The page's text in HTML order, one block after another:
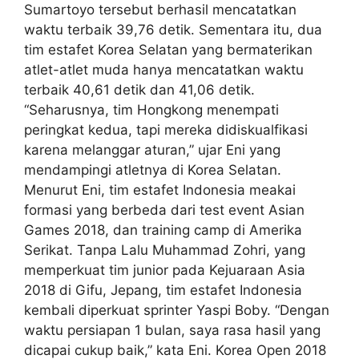
Sumartoyo tersebut berhasil mencatatkan
waktu terbaik 39,76 detik. Sementara itu, dua
tim estafet Korea Selatan yang bermaterikan
atlet-atlet muda hanya mencatatkan waktu
terbaik 40,61 detik dan 41,06 detik.
“Seharusnya, tim Hongkong menempati
peringkat kedua, tapi mereka didiskualfikasi
karena melanggar aturan,” ujar Eni yang
mendampingi atletnya di Korea Selatan.
Menurut Eni, tim estafet Indonesia meakai
formasi yang berbeda dari test event Asian
Games 2018, dan training camp di Amerika
Serikat. Tanpa Lalu Muhammad Zohri, yang
memperkuat tim junior pada Kejuaraan Asia
2018 di Gifu, Jepang, tim estafet Indonesia
kembali diperkuat sprinter Yaspi Boby. “Dengan
waktu persiapan 1 bulan, saya rasa hasil yang
dicapai cukup baik,” kata Eni. Korea Open 2018